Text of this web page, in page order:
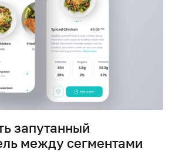
запутанный
между сегментами